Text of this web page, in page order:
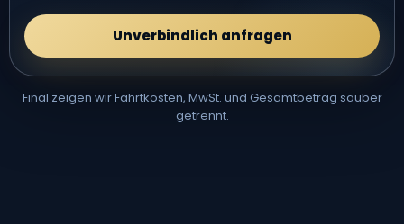
Unverbindlich anfragen
Final zeigen wir Fahrtkosten, MwSt. und Gesamtbetrag sauber
getrennt.